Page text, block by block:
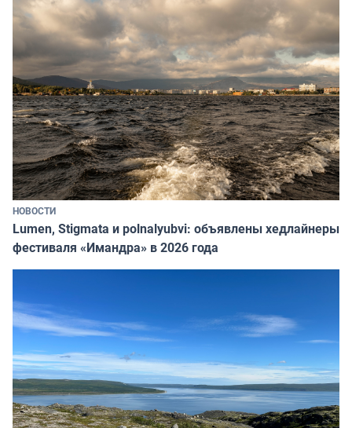
НОВОСТИ
Lumen, Stigmata и polnalyubvi: объявлены хедлайнеры
фестиваля «Имандра» в 2026 года